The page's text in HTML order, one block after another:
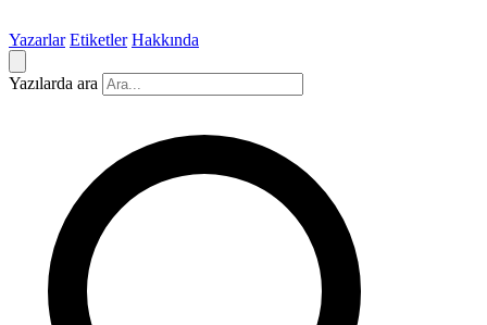
Yazarlar Etiketler Hakkında
Yazılarda ara